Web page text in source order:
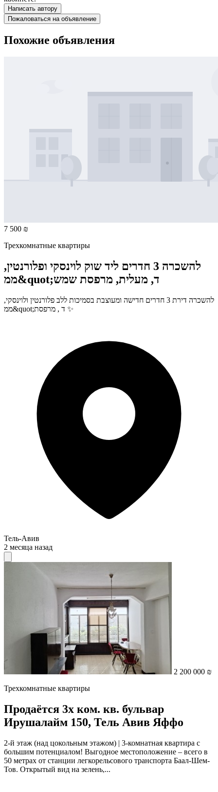
Написать автору
Пожаловаться на объявление
Похожие объявления
7 500 ₪
Трехкомнатные квартиры
להשכרה 3 חדרים ליד שוק לוינסקי ופלורנטין,
ממ&quot;ד, מעלית, מרפסת שמש
להשכרה דירת 3 חדרים חדישה ומעוצבת בסמיכות ללב פלורנטין ולוינסקי,
ממ&quot;ד , מרפסת ✨
Тель-Авив
2 месяца назад
2 200 000 ₪
Трехкомнатные квартиры
Продаётся 3х ком. кв. бульвар
Ирушалайм 150, Тель Авив Яффо
2-й этаж (над цокольным этажом) | 3-комнатная квартира с
большим потенциалом! Выгодное местоположение – всего в
50 метрах от станции легкорельсового транспорта Баал-Шем-
Тов. Открытый вид на зелень,...